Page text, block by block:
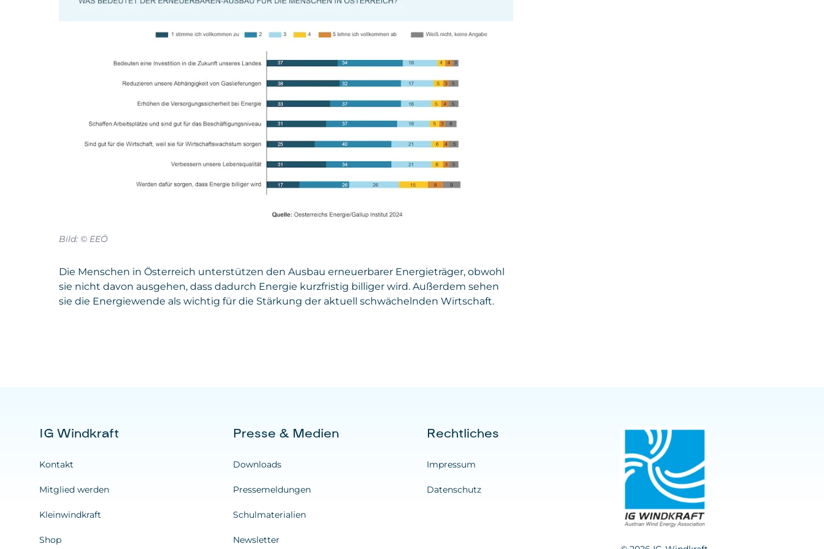
Bild: © EEÖ
Die Menschen in Österreich unterstützen den Ausbau erneuerbarer Energieträger, obwohl
sie nicht davon ausgehen, dass dadurch Energie kurzfristig billiger wird. Außerdem sehen
sie die Energiewende als wichtig für die Stärkung der aktuell schwächelnden Wirtschaft.
IG Windkraft
Kontakt
Mitglied werden
Kleinwindkraft
Shop
Presse & Medien
Downloads
Pressemeldungen
Schulmaterialien
Newsletter
Rechtliches
Impressum
Datenschutz